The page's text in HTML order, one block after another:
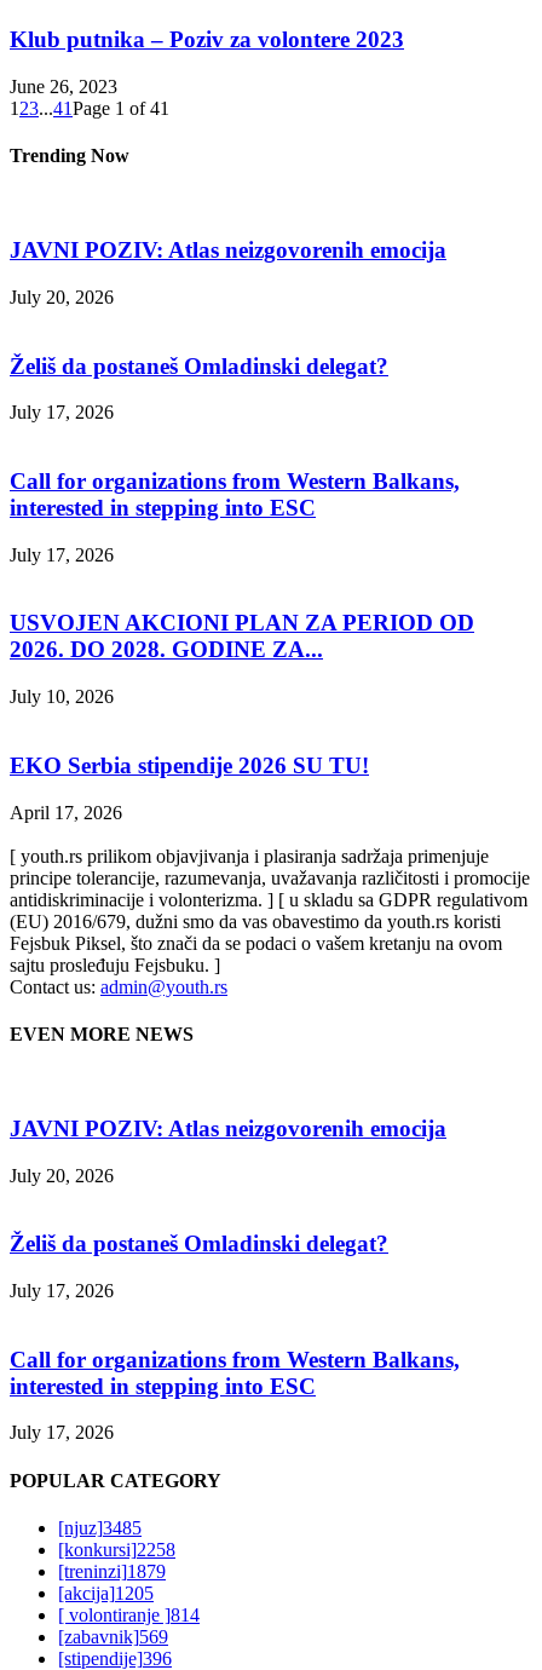
Klub putnika – Poziv za volontere 2023
June 26, 2023
1 23...41Page 1 of 41
Trending Now
JAVNI POZIV: Atlas neizgovorenih emocija
July 20, 2026
Želiš da postaneš Omladinski delegat?
July 17, 2026
Call for organizations from Western Balkans,
interested in stepping into ESC
July 17, 2026
USVOJEN AKCIONI PLAN ZA PERIOD OD
2026. DO 2028. GODINE ZA...
July 10, 2026
EKO Serbia stipendije 2026 SU TU!
April 17, 2026
[ youth.rs prilikom objavjivanja i plasiranja sadržaja primenjuje
principe tolerancije, razumevanja, uvažavanja različitosti i promocije
antidiskriminacije i volonterizma. ] [ u skladu sa GDPR regulativom
(EU) 2016/679, dužni smo da vas obavestimo da youth.rs koristi
Fejsbuk Piksel, što znači da se podaci o vašem kretanju na ovom
sajtu prosleđuju Fejsbuku. ]
Contact us: admin@youth.rs
EVEN MORE NEWS
JAVNI POZIV: Atlas neizgovorenih emocija
July 20, 2026
Želiš da postaneš Omladinski delegat?
July 17, 2026
Call for organizations from Western Balkans,
interested in stepping into ESC
July 17, 2026
POPULAR CATEGORY
[njuz]3485
[konkursi]2258
[treninzi]1879
[akcija]1205
[ volontiranje ]814
[zabavnik]569
[stipendije]396